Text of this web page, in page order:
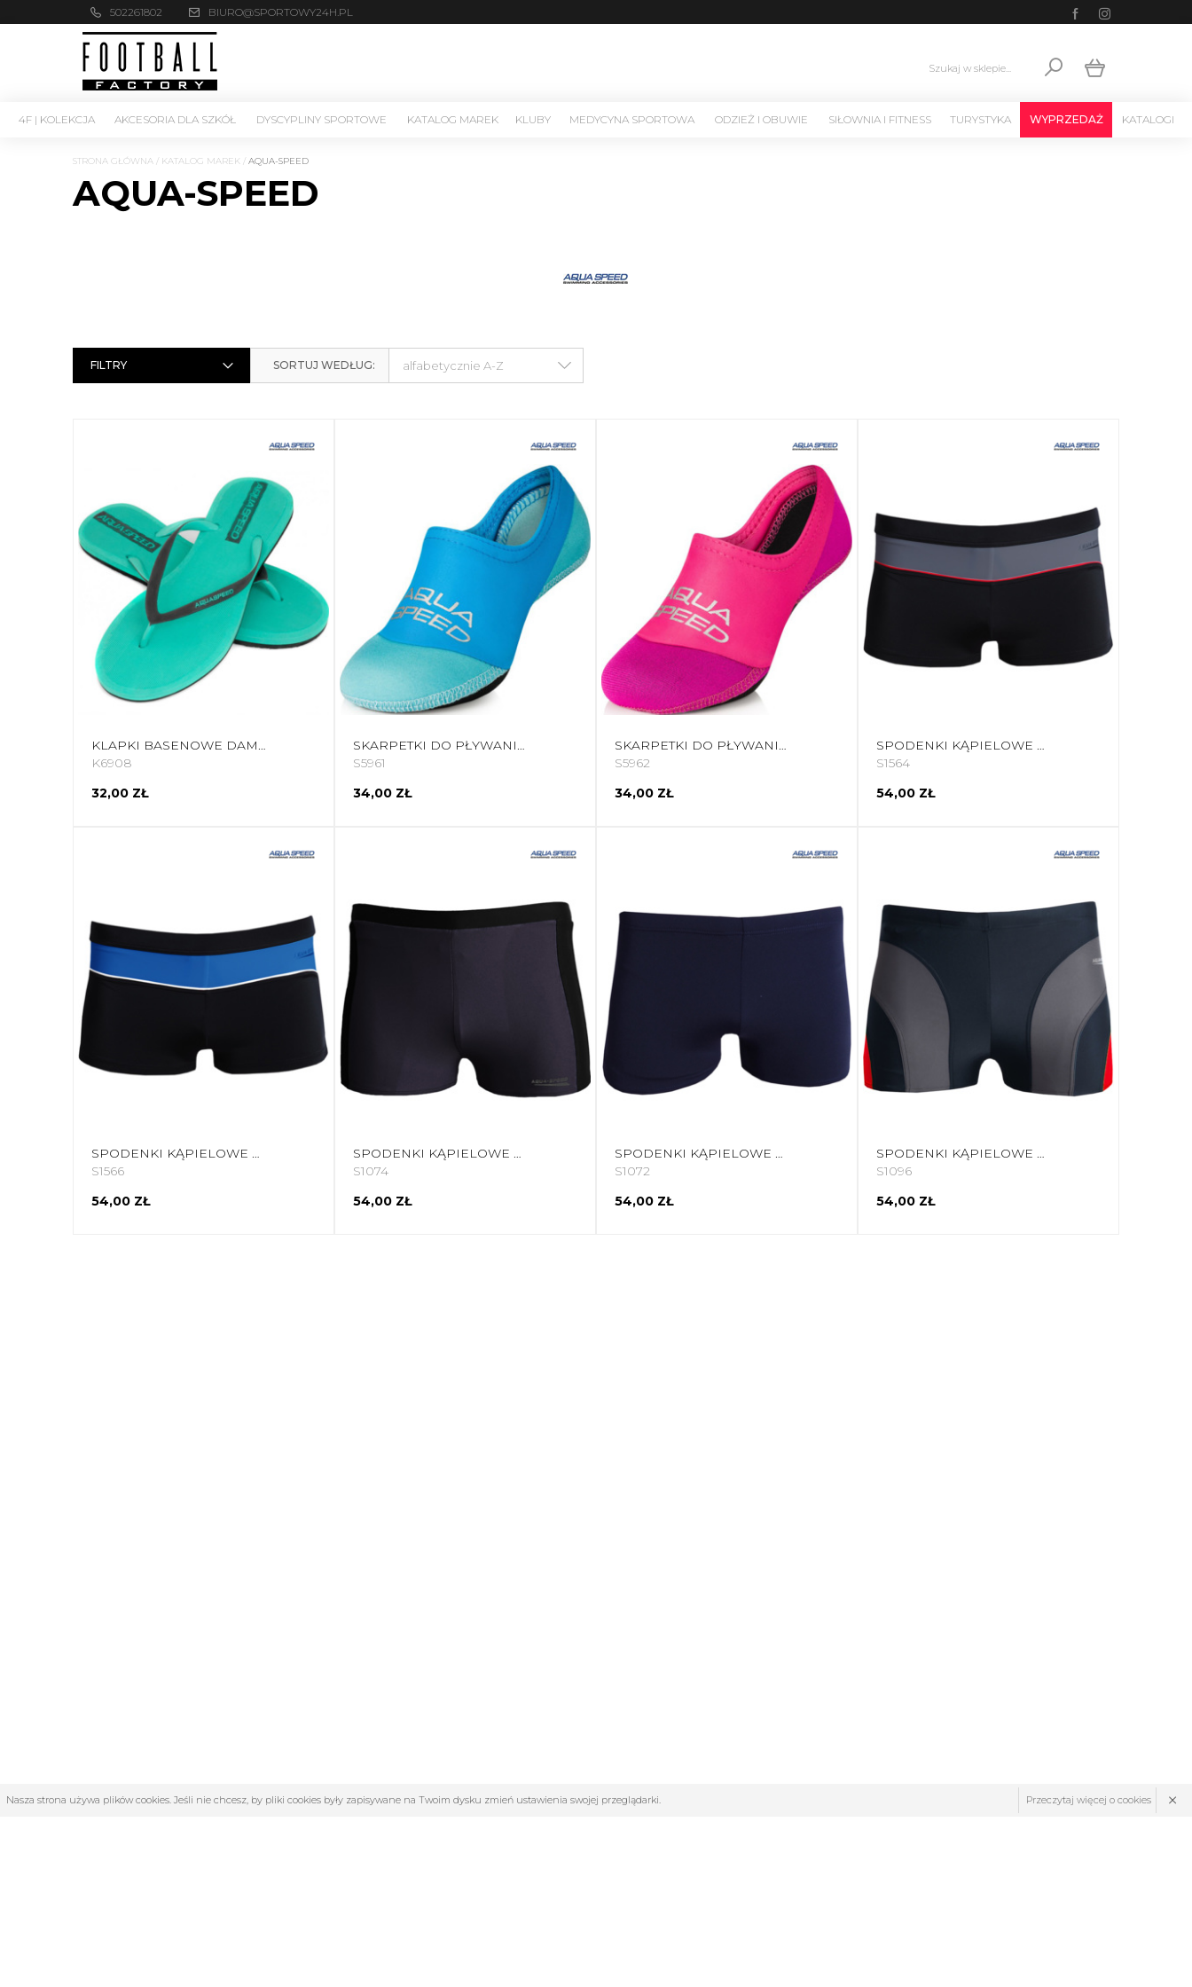
502261802 BIURO@SPORTOWY24H.PL
Szukaj w sklepie...
4F | KOLEKCJA AKCESORIA DLA SZKÓŁ DYSCYPLINY SPORTOWE KATALOG MAREK KLUBY MEDYCYNA SPORTOWA ODZIEŻ I OBUWIE SIŁOWNIA I FITNESS TURYSTYKA WYPRZEDAŻ KATALOGI
STRONA GŁÓWNA / KATALOG MAREK / AQUA-SPEED
AQUA-SPEED
FILTRY SORTUJ WEDŁUG:
KLAPKI BASENOWE DAMSKIE AQUA-SPEED GENOA KOL.01
K6908
32,00 ZŁ
SKARPETKI DO PŁYWANIA AQUA-SPEED NEO KOL.02
S5961
34,00 ZŁ
SKARPETKI DO PŁYWANIA AQUA-SPEED NEO KOL.33
S5962
34,00 ZŁ
SPODENKI KĄPIELOWE MĘSKIE AQUA-SPEED GRANT CZARNO SZARE 13 410
S1564
54,00 ZŁ
SPODENKI KĄPIELOWE MĘSKIE AQUA-SPEED GRANT GRANATOWE 42 410
S1566
54,00 ZŁ
SPODENKI KĄPIELOWE MĘSKIE AQUA-SPEED JASON SZARO CZARNO ZIELONE 138 3214
S1074
54,00 ZŁ
SPODENKI KĄPIELOWE MĘSKIE AQUA-SPEED PATRICK GRANATOWE 04 2855
S1072
54,00 ZŁ
SPODENKI KĄPIELOWE MĘSKIE AQUA-SPEED SASHA SZARO CZERWONE 336 2407
S1096
54,00 ZŁ
Nasza strona używa plików cookies. Jeśli nie chcesz, by pliki cookies były zapisywane na Twoim dysku zmień ustawienia swojej przeglądarki. ×
Przeczytaj więcej o cookies